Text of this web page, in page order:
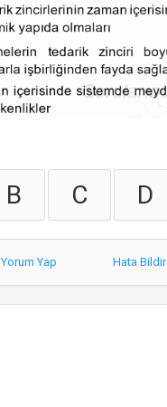
B C D
Yorum Yap Hata Bildir